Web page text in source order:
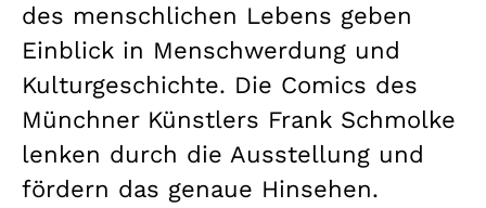
des menschlichen Lebens geben
Einblick in Menschwerdung und
Kulturgeschichte. Die Comics des
Münchner Künstlers Frank Schmolke
lenken durch die Ausstellung und
fördern das genaue Hinsehen.